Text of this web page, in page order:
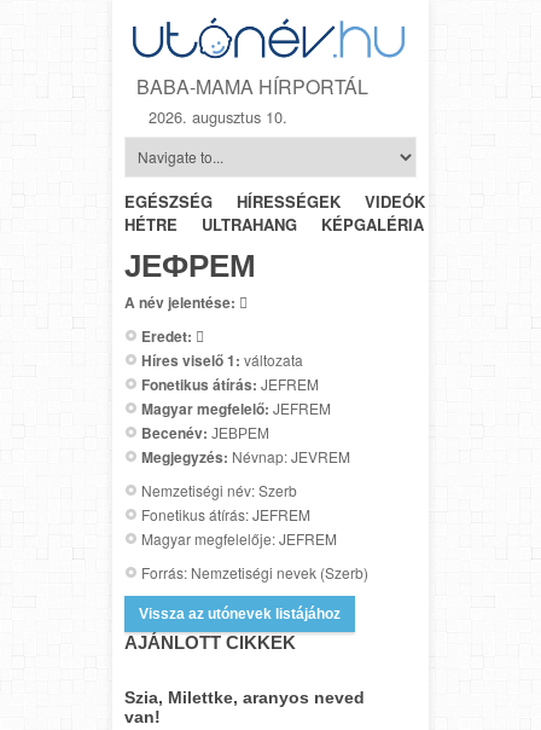
BABA-MAMA HÍRPORTÁL
2026. augusztus 10.
EGÉSZSÉG HÍRESSÉGEK VIDEÓK
HÉTRŐL-
HÉTRE
ULTRAHANG KÉPGALÉRIA
ЈЕФРЕМ
A név jelentése: 
Eredet: 
Híres viselő 1: változata
Fonetikus átírás: JEFREM
Magyar megfelelő: JEFREM
Becenév: ЈЕВРЕМ
Megjegyzés: Névnap: JEVREM
Nemzetiségi név: Szerb
Fonetikus átírás: JEFREM
Magyar megfelelője: JEFREM
Forrás: Nemzetiségi nevek (Szerb)
Vissza az utónevek listájához
AJÁNLOTT CIKKEK
Szia, Milettke, aranyos neved
van!